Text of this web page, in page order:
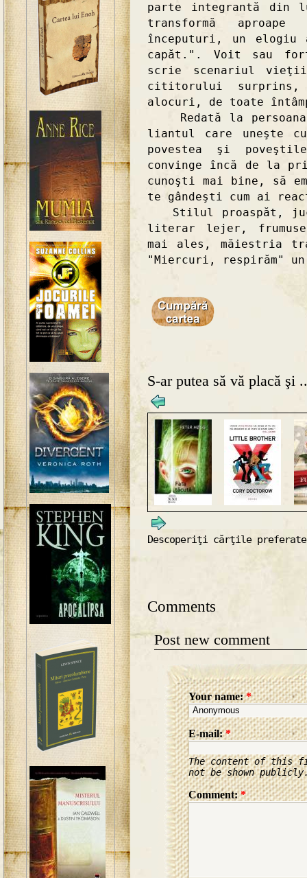
parte integrantă din
transformă
începuturi, un elogiu
capăt.". Voit sau
scrie scenariul
cititorului surprins,
alocuri, de toate
Redată la
liantul care uneşte
povestea şi
convinge încă de la
cunoşti mai bine, să
te gândeşti cum ai
Stilul proaspăt,
literar lejer,
mai ales, măiestria
"Miercuri, respirăm"
S-ar putea să vă placă şi
Descoperiţi cărţile
Comments
Post new comment
Your name:*
E-mail:*
The content of this
not be shown
Comment:*